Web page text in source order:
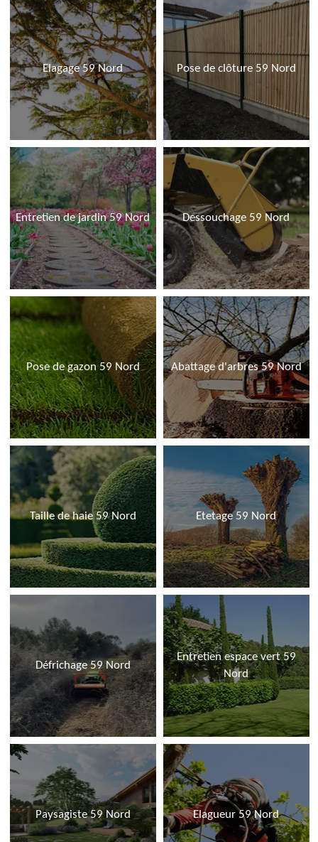
Elagage 59 Nord Pose de clôture 59 Nord
Entretien de jardin 59 Nord Dessouchage 59 Nord
Pose de gazon 59 Nord Abattage d'arbres 59 Nord
Taille de haie 59 Nord Etetage 59 Nord
Défrichage 59 Nord
Entretien espace vert 59
Nord
Paysagiste 59 Nord Elagueur 59 Nord